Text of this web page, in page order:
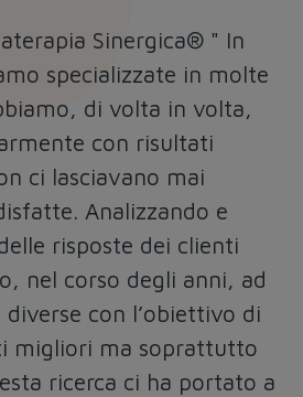
Sinergica® " In
specializzate in molte
di volta in volta,
con risultati
ci lasciavano mai
Analizzando e
risposte dei clienti
nel corso degli anni, ad
con l’obiettivo di
migliori ma soprattutto
ricerca ci ha portato a